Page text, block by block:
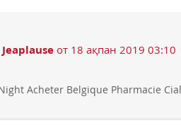
Jeaplause от 18 ақпан 2019 03:10
Acheter Belgique Pharmacie